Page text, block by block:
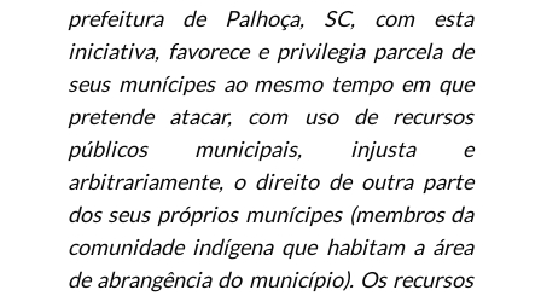
prefeitura de Palhoça, SC, com esta
iniciativa, favorece e privilegia parcela de
seus munícipes ao mesmo tempo em que
pretende atacar, com uso de recursos
públicos municipais, injusta e
arbitrariamente, o direito de outra parte
dos seus próprios munícipes (membros da
comunidade indígena que habitam a área
de abrangência do município). Os recursos